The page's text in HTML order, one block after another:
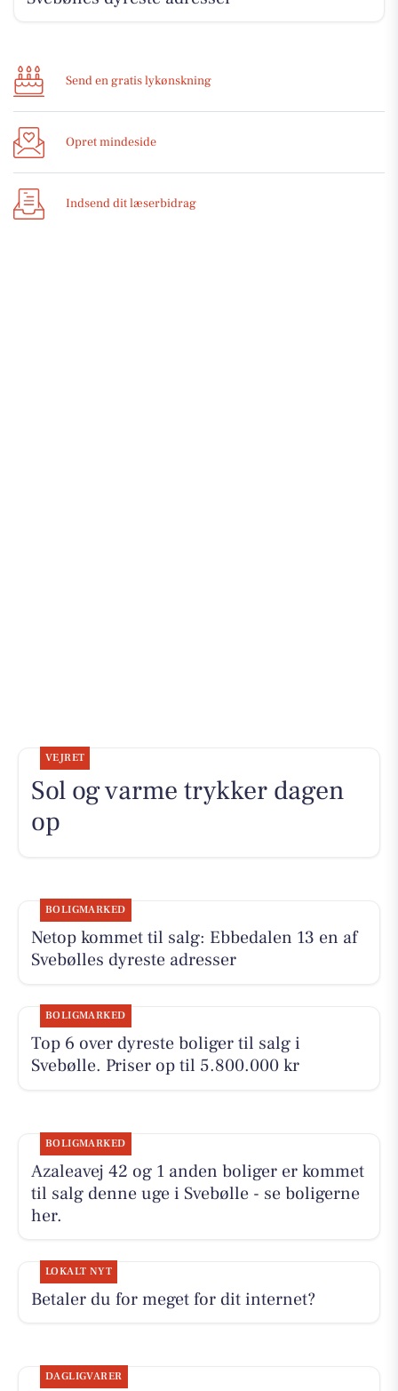
Send en gratis lykønskning
Opret mindeside
Indsend dit læserbidrag
VEJRET
Sol og varme trykker dagen
op
BOLIGMARKED
Netop kommet til salg: Ebbedalen 13 en af
Svebølles dyreste adresser
BOLIGMARKED
Top 6 over dyreste boliger til salg i
Svebølle. Priser op til 5.800.000 kr
BOLIGMARKED
Azaleavej 42 og 1 anden boliger er kommet
til salg denne uge i Svebølle - se boligerne
her.
LOKALT NYT
Betaler du for meget for dit internet?
DAGLIGVARER